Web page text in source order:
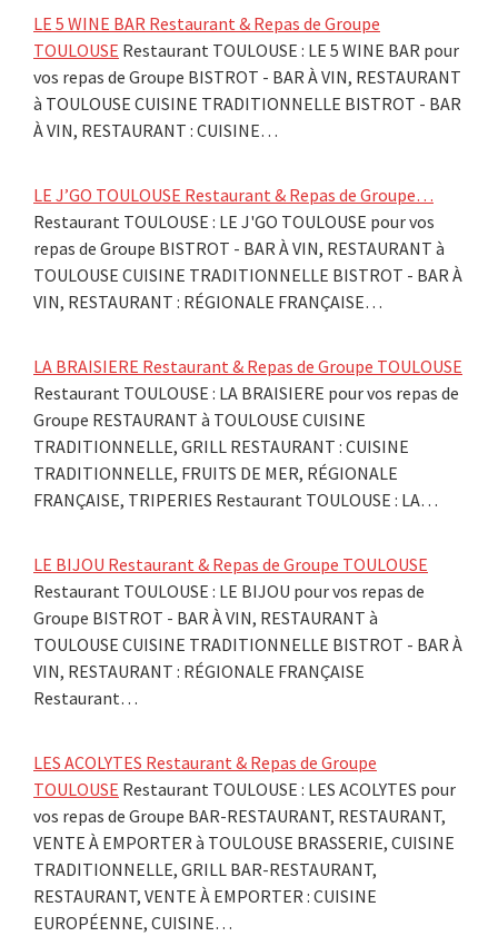
LE 5 WINE BAR Restaurant & Repas de Groupe
TOULOUSE Restaurant TOULOUSE : LE 5 WINE BAR pour
vos repas de Groupe BISTROT - BAR À VIN, RESTAURANT
à TOULOUSE CUISINE TRADITIONNELLE BISTROT - BAR
À VIN, RESTAURANT : CUISINE…
LE J’GO TOULOUSE Restaurant & Repas de Groupe…
Restaurant TOULOUSE : LE J'GO TOULOUSE pour vos
repas de Groupe BISTROT - BAR À VIN, RESTAURANT à
TOULOUSE CUISINE TRADITIONNELLE BISTROT - BAR À
VIN, RESTAURANT : RÉGIONALE FRANÇAISE…
LA BRAISIERE Restaurant & Repas de Groupe TOULOUSE
Restaurant TOULOUSE : LA BRAISIERE pour vos repas de
Groupe RESTAURANT à TOULOUSE CUISINE
TRADITIONNELLE, GRILL RESTAURANT : CUISINE
TRADITIONNELLE, FRUITS DE MER, RÉGIONALE
FRANÇAISE, TRIPERIES Restaurant TOULOUSE : LA…
LE BIJOU Restaurant & Repas de Groupe TOULOUSE
Restaurant TOULOUSE : LE BIJOU pour vos repas de
Groupe BISTROT - BAR À VIN, RESTAURANT à
TOULOUSE CUISINE TRADITIONNELLE BISTROT - BAR À
VIN, RESTAURANT : RÉGIONALE FRANÇAISE
Restaurant…
LES ACOLYTES Restaurant & Repas de Groupe
TOULOUSE Restaurant TOULOUSE : LES ACOLYTES pour
vos repas de Groupe BAR-RESTAURANT, RESTAURANT,
VENTE À EMPORTER à TOULOUSE BRASSERIE, CUISINE
TRADITIONNELLE, GRILL BAR-RESTAURANT,
RESTAURANT, VENTE À EMPORTER : CUISINE
EUROPÉENNE, CUISINE…